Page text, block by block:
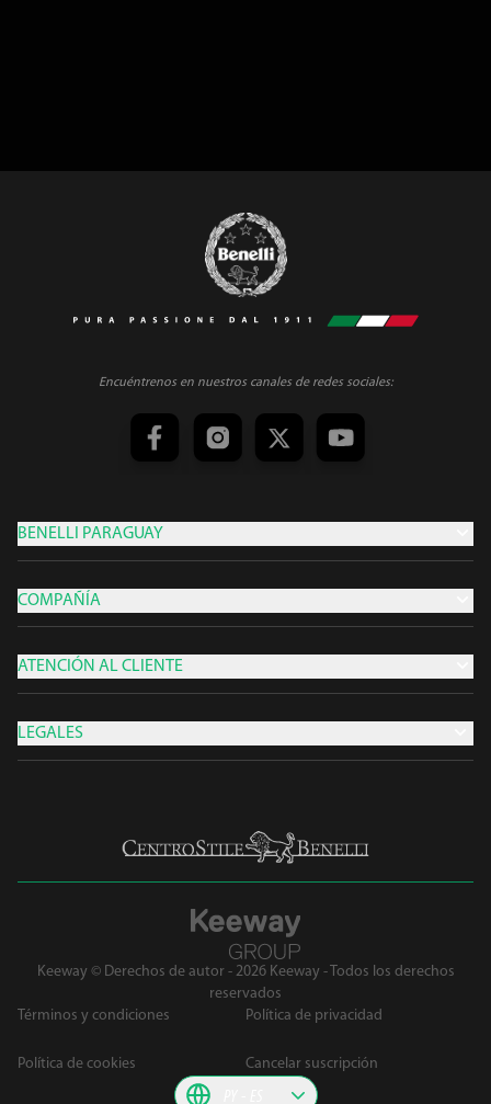
Encuéntrenos en nuestros canales de redes sociales:
BENELLI PARAGUAY
COMPAÑÍA
ATENCIÓN AL CLIENTE
LEGALES
Keeway © Derechos de autor - 2026 Keeway - Todos los derechos
reservados
Términos y condiciones
Política de privacidad
Política de cookies Cancelar suscripción